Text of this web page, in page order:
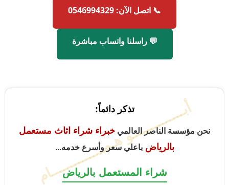
📞 اتصل الآن: 0546994329
💬 راسلنا واتساب مباشرة
أبــــــــــــــو هـمــــــــــــــام
تذكر دائماً:
نحن مؤسسة الناصر العالمي خبراء شراء اثاث مستعمل
بالرياضباعلي سعر وأسرع خدمه...
شراء المستعمل بالرياض